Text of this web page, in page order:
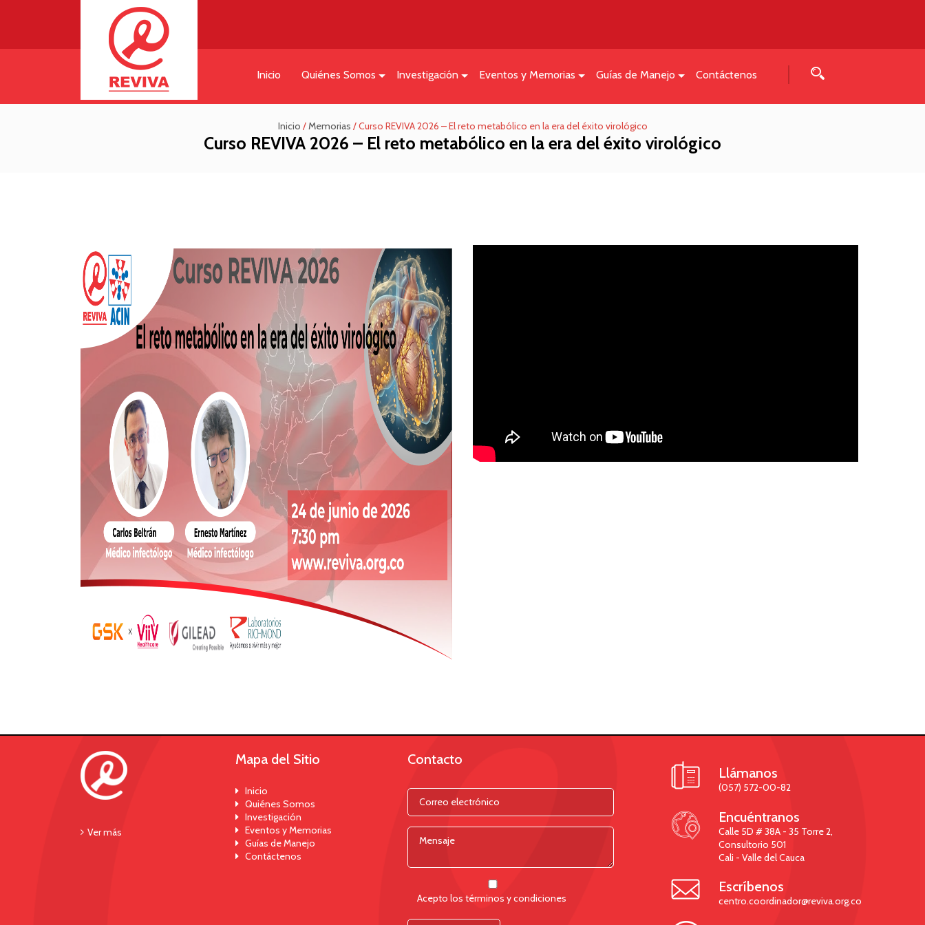
Inicio Quiénes Somos Investigación Eventos y Memorias Guías de Manejo Contáctenos
Inicio /Memorias /Curso REVIVA 2026 – El reto metabólico en la era del éxito virológico
Curso REVIVA 2026 – El reto metabólico en la era del éxito virológico
Ver más
Mapa del Sitio
Inicio
Quiénes Somos
Investigación
Eventos y Memorias
Guías de Manejo
Contáctenos
Contacto
Acepto los términos y condiciones
 Llámanos
(057) 572-00-82
 Encuéntranos
Calle 5D # 38A - 35 Torre 2,
Consultorio 501
Cali - Valle del Cauca
 Escríbenos
centro.coordinador@reviva.org.co